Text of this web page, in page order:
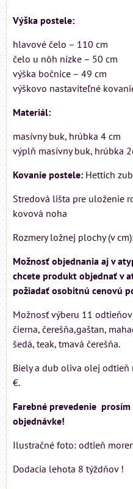
Výška postele:
hlavové čelo – 110 cm
čelo u nôh nízke – 50 cm
výška bočnice – 49 cm
výškovo nastaviteľné
Materiál:
masívny buk, hrúbka 4 cm
výplň masívny buk, hrúbka
Kovanie postele: Hettich
Stredová lišta pre uloženie
kovová noha
Rozmery ložnej plochy (v
Možnosť objednania aj v
chcete produkt objednať v
požiadať osobitnú cenovú
Možnosť výberu 11
čierna, čerešňa,gaštan,
šedá, teak, tmavá čerešňa.
Biely a dub oliva olej odtieň
€.
Farebné prevedenie
objednávke!
Ilustračné foto: odtieň
Dodacia lehota 8 týždňov !